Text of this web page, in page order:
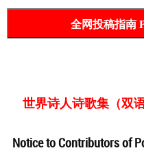
全网投稿指南
世界诗人诗歌集（双
Notice to Contributors of